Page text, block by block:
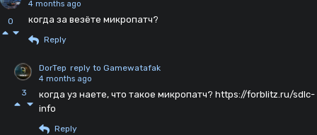
0
4 months ago
когда за везёте микропатч?
Reply
3
DorTep reply to Gamewatafak
4 months ago
когда уз наете, что такое микропатч? https://forblitz.ru/sdlc-
info
Reply